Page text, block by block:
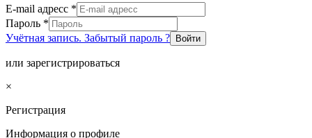
E-mail адресс *
Пароль *
Учётная запись. Забытый пароль ?
Войти
или зарегистрироваться
×
Регистрация
Информация о профиле